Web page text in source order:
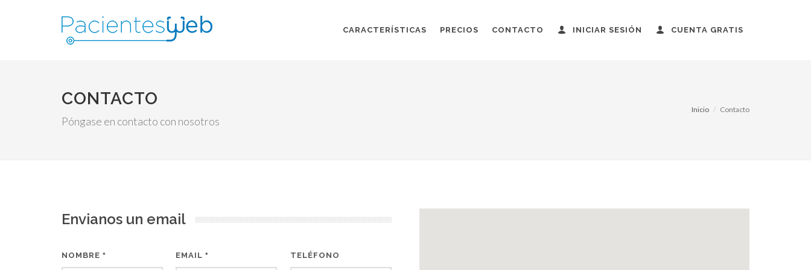
CARACTERÍSTICAS PRECIOS CONTACTO INICIAR SESIÓN CUENTA GRATIS
CONTACTO
Póngase en contacto con nosotros
Inicio Contacto
Envianos un email
NOMBRE * EMAIL* TELÉFONO